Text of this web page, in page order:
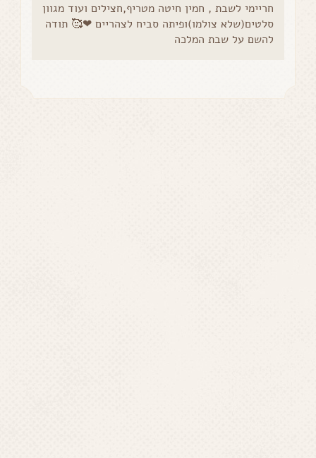
חריימי לשבת , חמין חיטה מטריף,חצילים ועוד מגוון
סלטים(שלא צולמו)ופיתה סביח לצהריים ❤🥰 תודה
להשם על שבת המלכה